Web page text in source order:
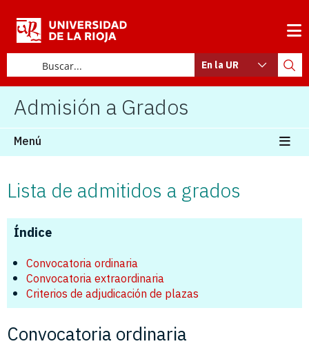
En la UR
Admisión a Grados
Menú
Lista de admitidos a grados
Índice
Convocatoria ordinaria
Convocatoria extraordinaria
Criterios de adjudicación de plazas
Convocatoria ordinaria